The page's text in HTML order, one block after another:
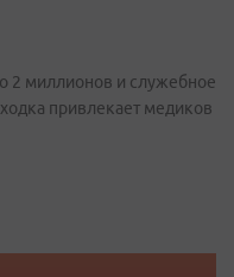
2 миллионов и служебное
привлекает медиков